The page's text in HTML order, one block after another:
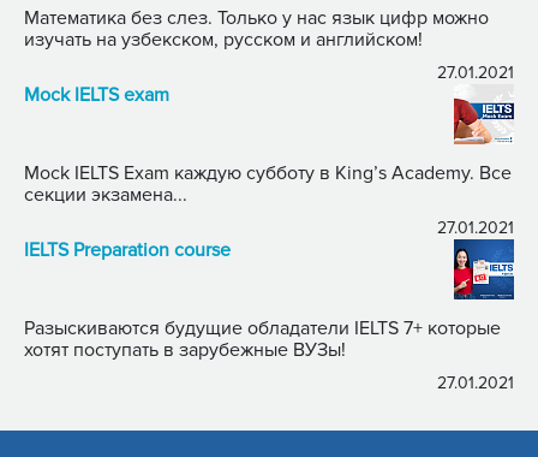
Математика без слез. Только у нас язык цифр можно
изучать на узбекском, русском и английском!
27.01.2021
Mock IELTS exam
Mock IELTS Exam каждую субботу в King’s Academy. Все
секции экзамена...
27.01.2021
IELTS Preparation course
Разыскиваются будущие обладатели IELTS 7+ которые
хотят поступать в зарубежные ВУЗы!
27.01.2021